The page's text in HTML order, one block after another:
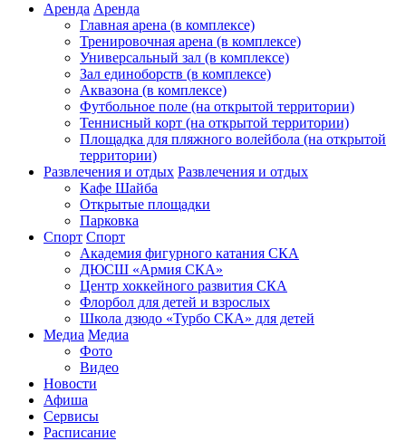
Аренда Аренда
Главная арена (в комплексе)
Тренировочная арена (в комплексе)
Универсальный зал (в комплексе)
Зал единоборств (в комплексе)
Аквазона (в комплексе)
Футбольное поле (на открытой территории)
Теннисный корт (на открытой территории)
Площадка для пляжного волейбола (на открытой
территории)
Развлечения и отдых Развлечения и отдых
Кафе Шайба
Открытые площадки
Парковка
Спорт Спорт
Академия фигурного катания СКА
ДЮСШ «Армия СКА»
Центр хоккейного развития СКА
Флорбол для детей и взрослых
Школа дзюдо «Турбо СКА» для детей
Медиа Медиа
Фото
Видео
Новости
Афиша
Сервисы
Расписание